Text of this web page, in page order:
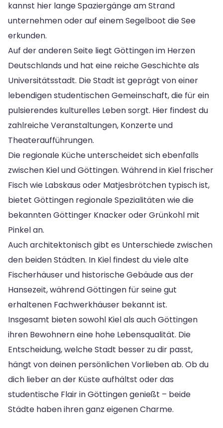
kannst hier lange Spaziergänge am Strand
unternehmen oder auf einem Segelboot die See
erkunden.
Auf der anderen Seite liegt Göttingen im Herzen
Deutschlands und hat eine reiche Geschichte als
Universitätsstadt. Die Stadt ist geprägt von einer
lebendigen studentischen Gemeinschaft, die für ein
pulsierendes kulturelles Leben sorgt. Hier findest du
zahlreiche Veranstaltungen, Konzerte und
Theateraufführungen.
Die regionale Küche unterscheidet sich ebenfalls
zwischen Kiel und Göttingen. Während in Kiel frischer
Fisch wie Labskaus oder Matjesbrötchen typisch ist,
bietet Göttingen regionale Spezialitäten wie die
bekannten Göttinger Knacker oder Grünkohl mit
Pinkel an.
Auch architektonisch gibt es Unterschiede zwischen
den beiden Städten. In Kiel findest du viele alte
Fischerhäuser und historische Gebäude aus der
Hansezeit, während Göttingen für seine gut
erhaltenen Fachwerkhäuser bekannt ist.
Insgesamt bieten sowohl Kiel als auch Göttingen
ihren Bewohnern eine hohe Lebensqualität. Die
Entscheidung, welche Stadt besser zu dir passt,
hängt von deinen persönlichen Vorlieben ab. Ob du
dich lieber an der Küste aufhältst oder das
studentische Flair in Göttingen genießt – beide
Städte haben ihren ganz eigenen Charme.